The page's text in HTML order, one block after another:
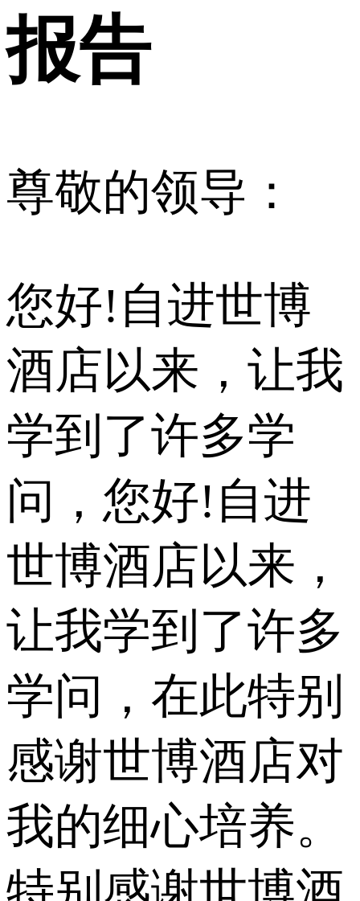
报告
尊敬的领导：
您好!自进世博
酒店以来，让我
学到了许多学
问，您好!自进
世博酒店以来，
让我学到了许多
学问，在此特别
感谢世博酒店对
我的细心培养。